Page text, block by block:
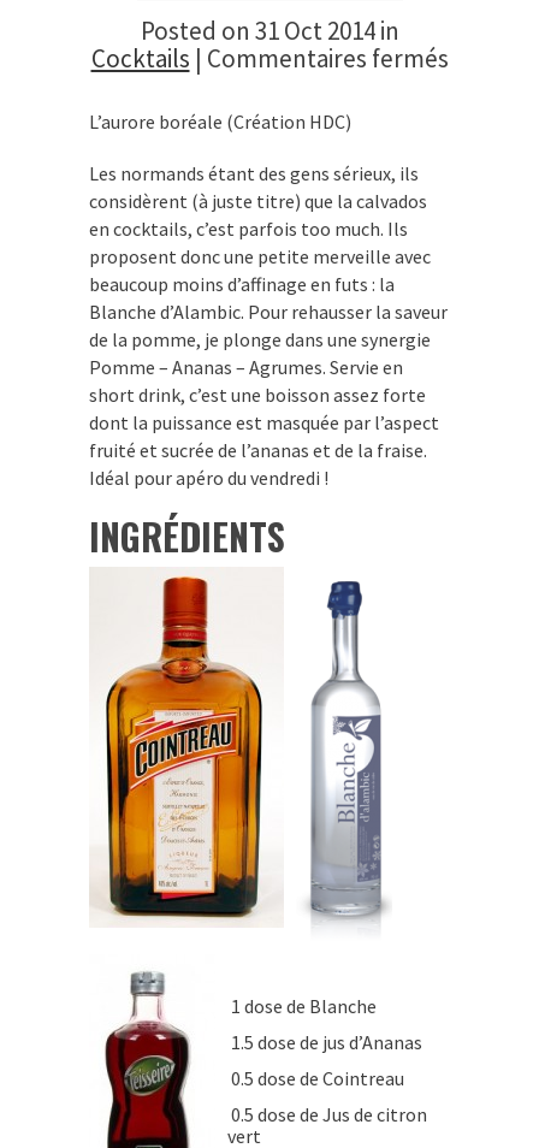
Posted on 31 Oct 2014 in
Cocktails | Commentaires ferméssur
L’aurore boréale (Création HDC)
Les normands étant des gens sérieux, ils
considèrent (à juste titre) que la calvados
en cocktails, c’est parfois too much. Ils
proposent donc une petite merveille avec
beaucoup moins d’affinage en futs : la
Blanche d’Alambic. Pour rehausser la saveur
de la pomme, je plonge dans une synergie
Pomme – Ananas – Agrumes. Servie en
short drink, c’est une boisson assez forte
dont la puissance est masquée par l’aspect
fruité et sucrée de l’ananas et de la fraise.
Idéal pour apéro du vendredi !
INGRÉDIENTS
1 dose de Blanche
1.5 dose de jus d’Ananas
0.5 dose de Cointreau
0.5 dose de Jus de citron
vert